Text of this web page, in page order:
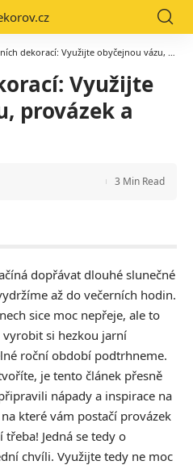
dekorací: Využijte obyčejnou vázu, provázek a květiny!
Využijte
provázek a
3 Min Read
dopřávat dlouhé slunečné
až do večerních hodin.
sice moc nepřeje, ale to
vyrobit si hezkou jarní
roční období podtrhneme.
je tento článek přesně
nápady a inspirace na
které vám postačí provázek
třeba! Jedná se tedy o
chvíli. Využijte tedy ne moc